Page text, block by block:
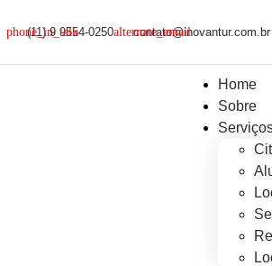
(11) 9 9554-0250 contato@inovantur.com.br
Home
Sobre